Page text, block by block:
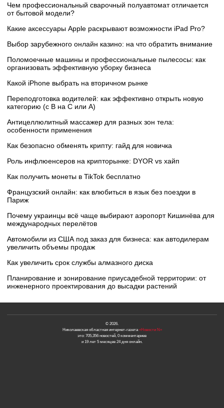
Чем профессиональный сварочный полуавтомат отличается
от бытовой модели?
Какие аксессуары Apple раскрывают возможности iPad Pro?
Выбор зарубежного онлайн казино: на что обратить внимание
Поломоечные машины и профессиональные пылесосы: как
организовать эффективную уборку бизнеса
Какой iPhone выбрать на вторичном рынке
Переподготовка водителей: как эффективно открыть новую
категорию (с B на C или А)
Антицеллюлитный массажер для разных зон тела:
особенности применения
Как безопасно обменять крипту: гайд для новичка
Роль инфлюенсеров на крипторынке: DYOR vs хайп
Как получить монеты в TikTok бесплатно
Французский онлайн: как влюбиться в язык без поездки в
Париж
Почему украинцы всё чаще выбирают аэропорт Кишинёва для
международных перелётов
Автомобили из США под заказ для бизнеса: как автодилерам
увеличить объемы продаж
Как увеличить срок службы алмазного диска
Планирование и зонирование приусадебной территории: от
инженерного проектирования до высадки растений
© 2026.
Николаевская областная интернет-газета «Новости N»
это: 705,356 новостей, 0 комментариев
и 19 лет 5 месяцев 24 дня онлайн.